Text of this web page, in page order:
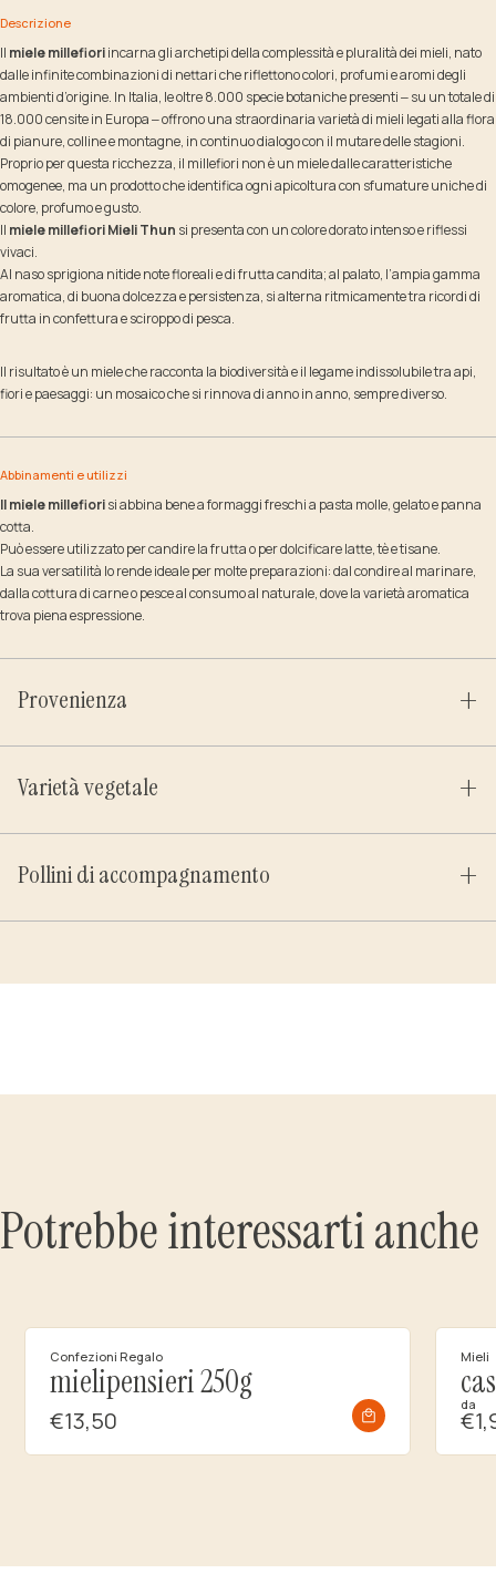
Descrizione
Il miele millefioriincarna gli archetipi della complessità e pluralità dei mieli, nato
dalle infinite combinazioni di nettari che riflettono colori, profumi e aromi degli
ambienti d’origine. In Italia, le oltre 8.000 specie botaniche presenti ‒ su un totale di
18.000 censite in Europa ‒ offrono una straordinaria varietà di mieli legati alla flora
di pianure, colline e montagne, in continuo dialogo con il mutare delle stagioni.
Proprio per questa ricchezza, il millefiori non è un miele dalle caratteristiche
omogenee, ma un prodotto che identifica ogni apicoltura con sfumature uniche di
colore, profumo e gusto.
Il miele millefiori Mieli Thun si presenta con un colore dorato intenso e riflessi
vivaci.
Al naso sprigiona nitide note floreali e di frutta candita; al palato, l’ampia gamma
aromatica, di buona dolcezza e persistenza, si alterna ritmicamente tra ricordi di
frutta in confettura e sciroppo di pesca.
Il risultato è un miele che racconta la biodiversità e il legame indissolubile tra api,
fiori e paesaggi: un mosaico che si rinnova di anno in anno, sempre diverso.
Abbinamenti e utilizzi
Il miele millefiorisi abbina bene a formaggi freschi a pasta molle, gelato e panna
cotta.
Può essere utilizzato per candire la frutta o per dolcificare latte, tè e tisane.
La sua versatilità lo rende ideale per molte preparazioni: dal condire al marinare,
dalla cottura di carne o pesce al consumo al naturale, dove la varietà aromatica
trova piena espressione.
Provenienza
Varietà vegetale
Pollini di accompagnamento
Potrebbe interessarti anche
Confezioni Regalo
mielipensieri 250g
€13,50
Mieli
da